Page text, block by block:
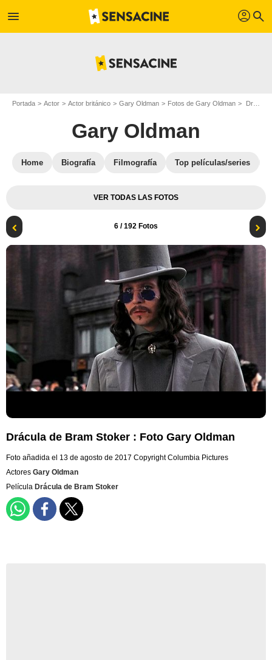
menu profil search
Portada Actor Actor británico Gary Oldman Fotos de Gary Oldman Drácula de Bram Stoker : Foto Gary Oldman
Gary Oldman
Home Biografía Filmografía Top películas/series
VER TODAS LAS FOTOS
6 / 192 Fotos
Drácula de Bram Stoker : Foto Gary Oldman
Foto añadida el 13 de agosto de 2017 Copyright Columbia Pictures
Actores Gary Oldman
Película Drácula de Bram Stoker